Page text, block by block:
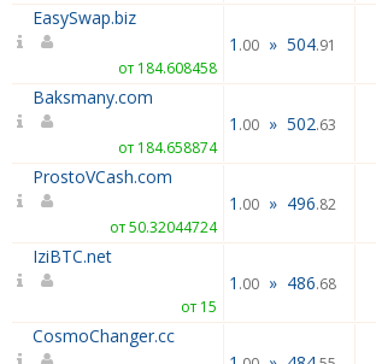
EasySwap.biz
от 184.608458
1 .00 » 504.91
Baksmany.com
от 184.658874
1 .00 » 502.63
ProstoVCash.com
от 50.32044724
1 .00 » 496.82
IziBTC.net
от 15
1 .00 » 486.68
CosmoChanger.cc